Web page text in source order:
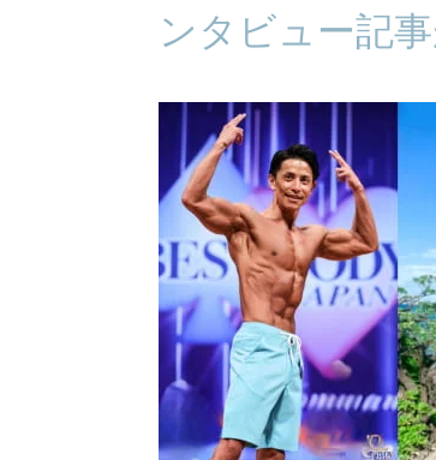
ンタビュー記